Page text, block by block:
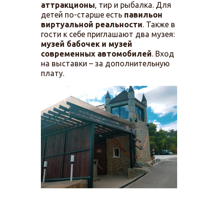
аттракционы, тир и рыбалка. Для
детей по-старше есть павильон
виртуальной реальности. Также в
гости к себе приглашают два музея:
музей бабочек и музей
современных автомобилей. Вход
на выставки – за дополнительную
плату.